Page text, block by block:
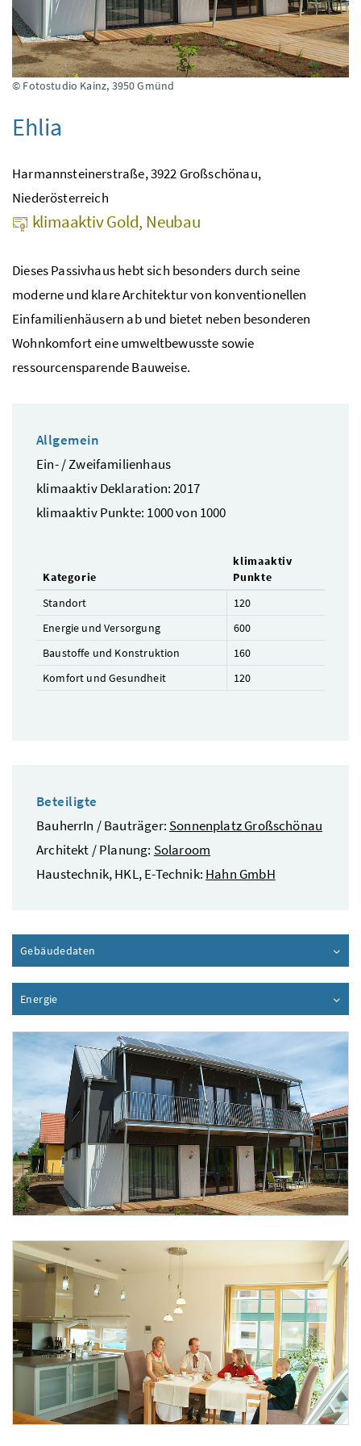
© Fotostudio Kainz, 3950 Gmünd
Ehlia
Harmannsteinerstraße, 3922 Großschönau,
Niederösterreich
klimaaktiv Gold, Neubau
Dieses Passivhaus hebt sich besonders durch seine
moderne und klare Architektur von konventionellen
Einfamilienhäusern ab und bietet neben besonderen
Wohnkomfort eine umweltbewusste sowie
ressourcensparende Bauweise.
Allgemein
Ein- / Zweifamilienhaus
klimaaktiv Deklaration: 2017
klimaaktiv Punkte: 1000 von 1000
Kategorie
klimaaktiv
Punkte
Standort
120
Energie und Versorgung
600
Baustoffe und Konstruktion
160
Komfort und Gesundheit
120
Beteiligte
BauherrIn / Bauträger: Sonnenplatz Großschönau
Architekt / Planung: Solaroom
Haustechnik, HKL, E-Technik: Hahn GmbH
Gebäudedaten
Energie
Foto 1: Fotostudio Kainz, 3950 Gmünd